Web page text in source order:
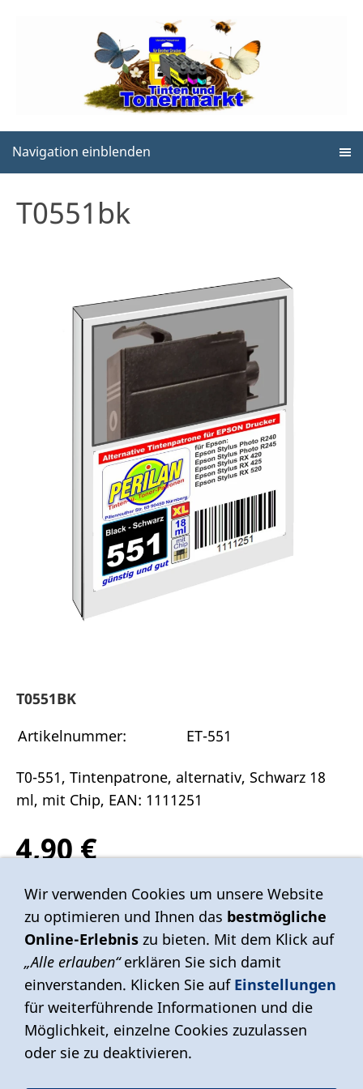
Navigation einblenden
T0551bk
T0551BK
Artikelnummer:
ET-551
T0-551, Tintenpatrone, alternativ, Schwarz 18
ml, mit Chip, EAN: 1111251
4,90 €
Inkl. 19 % USt. zzgl.Versand
Sofort ab Lager
In den Warenkorb
Für später merken
Wir verwenden Cookies um unsere Website
zu optimieren und Ihnen das bestmögliche
Online-Erlebnis zu bieten. Mit dem Klick auf
„Alle erlauben“erklären Sie sich damit
einverstanden. Klicken Sie auf Einstellungen
für weiterführende Informationen und die
Möglichkeit, einzelne Cookies zuzulassen
oder sie zu deaktivieren.